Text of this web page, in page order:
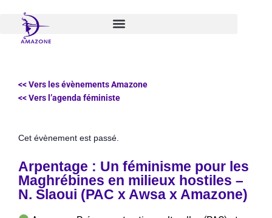
contenu
<< Vers les évènements Amazone
<< Vers l’agenda féministe
Cet évènement est passé.
Arpentage : Un féminisme pour les
Maghrébines en milieux hostiles –
N. Slaoui (PAC x Awsa x Amazone)